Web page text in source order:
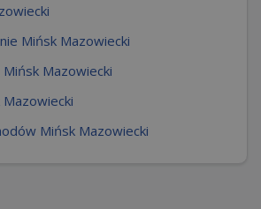
Mińsk Mazowiecki
Mazowiecki
Mińsk Mazowiecki